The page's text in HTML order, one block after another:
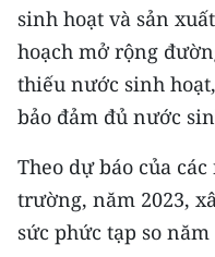
Media Giáo dục
Media Y tế
Media Khoa học -
Media Môi trường
Ảnh
sinh hoạt và sản
hoạch mở rộng
thiếu nước sinh
bảo đảm đủ nước
Theo dự báo của
trường, năm 2023,
sức phức tạp so năm